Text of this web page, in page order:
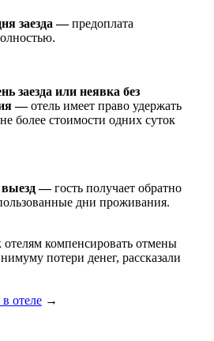
заезда —предоплата
заезда или неявка без
—отель имеет право удержать
более стоимости одних суток
—гость получает обратно
дни проживания.
компенсировать отмены
потери денег, рассказали
отеле →